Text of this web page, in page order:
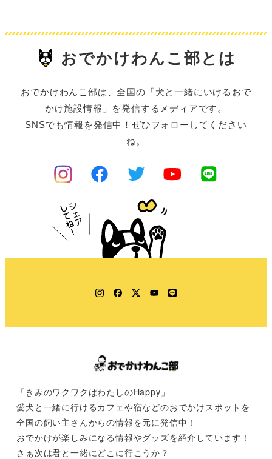
おでかけわんこ部とは
おでかけわんこ部は、全国の「犬と一緒にいけるおで
かけ施設情報」を発信するメディアです。
SNSでも情報を発信中！ぜひフォローしてください
ね。
Instagram
Facebook
TwitterYouTube
LINE
「きみのワクワクはわたしのHappy」
愛犬と一緒に行けるカフェや宿などのおでかけスポットを
全国の飼い主さんからの情報を元に発信中！
おでかけが楽しみになる情報やグッズを紹介しています！
さぁ次は君と一緒にどこに行こうか？